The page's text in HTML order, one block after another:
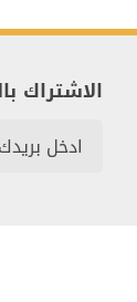
الاشتراك